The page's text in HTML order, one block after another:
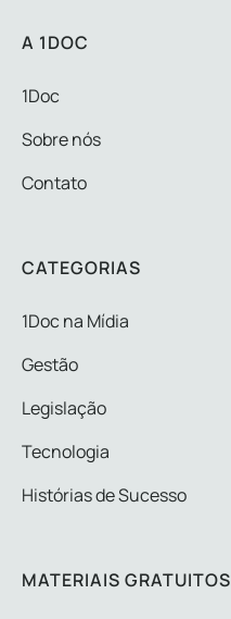
A 1DOC
1Doc
Sobre nós
Contato
CATEGORIAS
1Doc na Mídia
Gestão
Legislação
Tecnologia
Histórias de Sucesso
MATERIAIS GRATUITOS